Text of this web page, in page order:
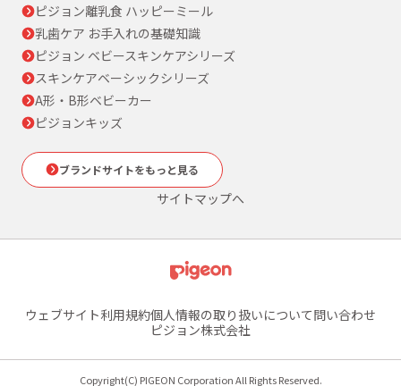
ピジョン離乳食 ハッピーミール
乳歯ケア お手入れの基礎知識
ピジョン ベビースキンケアシリーズ
スキンケアベーシックシリーズ
A形・B形ベビーカー
ピジョンキッズ
ブランドサイトをもっと見る
サイトマップへ
ウェブサイト利用規約個人情報の取り扱いについて問い合わせ
ピジョン株式会社
Copyright(C) PIGEON Corporation All Rights Reserved.